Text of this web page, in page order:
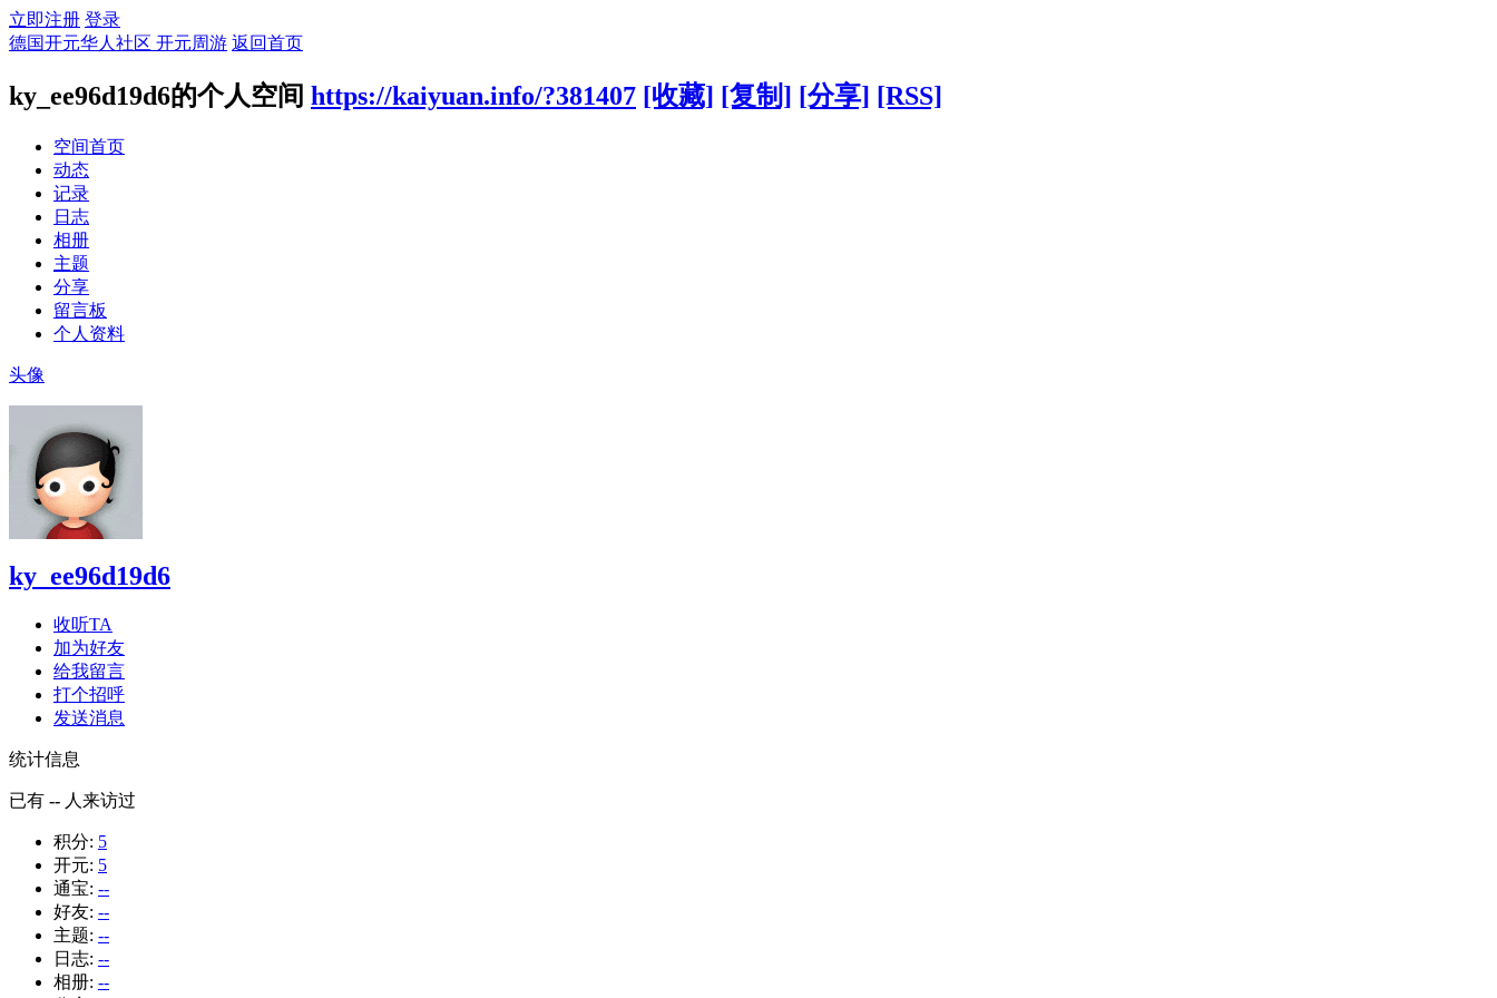
立即注册 登录
德国开元华人社区 开元周游 返回首页
ky_ee96d19d6的个人空间 https://kaiyuan.info/?381407 [收藏] [复制] [分享] [RSS]
空间首页
动态
记录
日志
相册
主题
分享
留言板
个人资料
头像
ky_ee96d19d6
收听TA
加为好友
给我留言
打个招呼
发送消息
统计信息
已有 -- 人来访过
积分: 5
开元: 5
通宝: --
好友: --
主题: --
日志: --
相册: --